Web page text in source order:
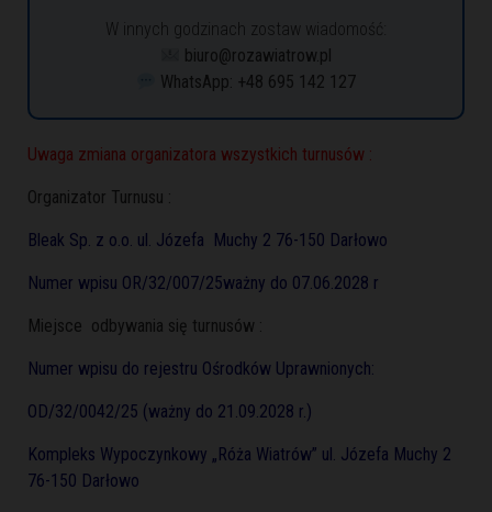
W innych godzinach zostaw wiadomość:
biuro@rozawiatrow.pl
WhatsApp: +48 695 142 127
Uwaga zmiana organizatora wszystkich turnusów :
Organizator Turnusu :
Bleak Sp. z o.o. ul. Józefa Muchy 2 76-150 Darłowo
Numer wpisu OR/32/007/25ważny do 07.06.2028 r
Miejsce odbywania się turnusów :
Numer wpisu do rejestru Ośrodków Uprawnionych:
OD/32/0042/25 (ważny do 21.09.2028 r.)
Kompleks Wypoczynkowy „Róża Wiatrów” ul. Józefa Muchy 2
76-150 Darłowo